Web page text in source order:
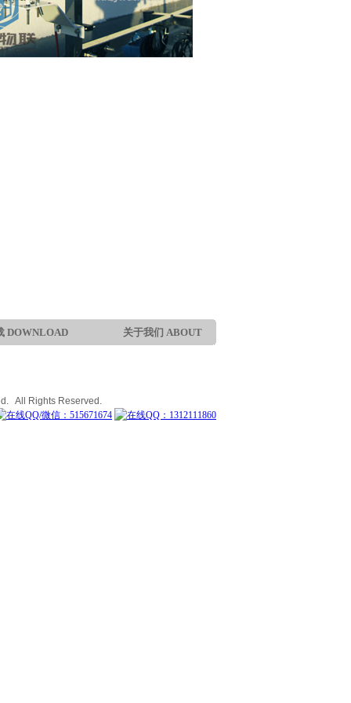
DOWNLOAD 关于我们 ABOUT
All Rights Reserved.